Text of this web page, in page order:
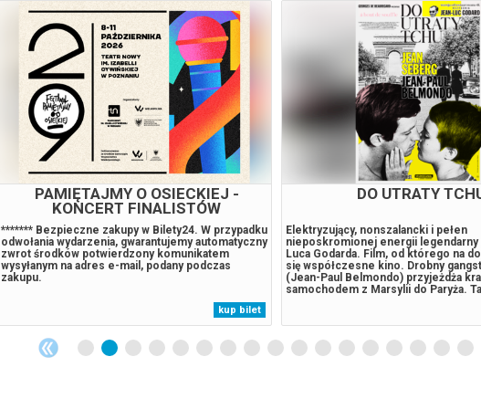
DKF ZAMEK: SALTO
Kim jest przybysz, który nagle pojawia się w małym
miasteczku i zaczyna rozpoznawać w
mieszkańcach ich najskrytsze lęki i wspomnienia?
Jego obecność wywołuje niepokój, ożywia dawne
wspomnienia i prowokuje do konfrontacji z tym, co
się jednoznacznym interpretacjom. Balansuje
między realizmem a snem, groteską a powagą,
ironią a melancholią. Konwicki...
kup bilet
JEJ PIEKŁO
Kiedy futurystyczną metropolię
mgła, na wolność wydostaje się
nieuchwytna istota, z której ręki giną
kobiety. W tym czasie amerykański
wyrusza w pełną grozy odyseję, by
córkę z Piekła. Na swojej drodze
kobietę zmagającą się z własnymi
Bezpieczne zakupy w Bilety24. W...